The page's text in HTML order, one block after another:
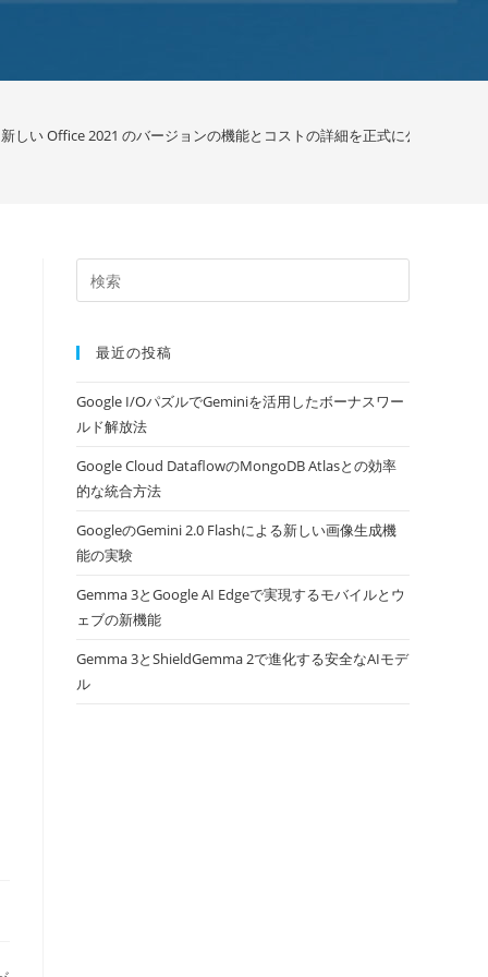
しい Office 2021 のバージョンの機能とコストの詳細を正式に公開しまし
最近の投稿
Google I/OパズルでGeminiを活用したボーナスワー
ルド解放法
Google Cloud DataflowのMongoDB Atlasとの効率
的な統合方法
GoogleのGemini 2.0 Flashによる新しい画像生成機
能の実験
Gemma 3とGoogle AI Edgeで実現するモバイルとウ
ェブの新機能
Gemma 3とShieldGemma 2で進化する安全なAIモデ
ル